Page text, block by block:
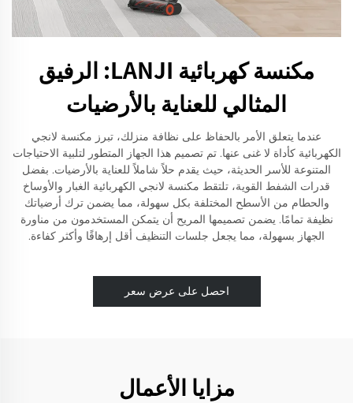
مكنسة كهربائية LANJI: الرفيق
المثالي للعناية بالأرضيات
عندما يتعلق الأمر بالحفاظ على نظافة منزلك، تبرز مكنسة لانجي
الكهربائية كأداة لا غنى عنها. تم تصميم هذا الجهاز المتطور لتلبية الاحتياجات
المتنوعة للأسر الحديثة، حيث يقدم حلاً شاملاً للعناية بالأرضيات. بفضل
قدرات الشفط القوية، تلتقط مكنسة لانجي الكهربائية الغبار والأوساخ
والحطام من الأسطح المختلفة بكل سهولة، مما يضمن ترك أرضياتك
نظيفة تمامًا. يضمن تصميمها المريح أن يتمكن المستخدمون من مناورة
الجهاز بسهولة، مما يجعل جلسات التنظيف أقل إرهاقًا وأكثر كفاءة.
احصل على عرض سعر
مزايا الأعمال